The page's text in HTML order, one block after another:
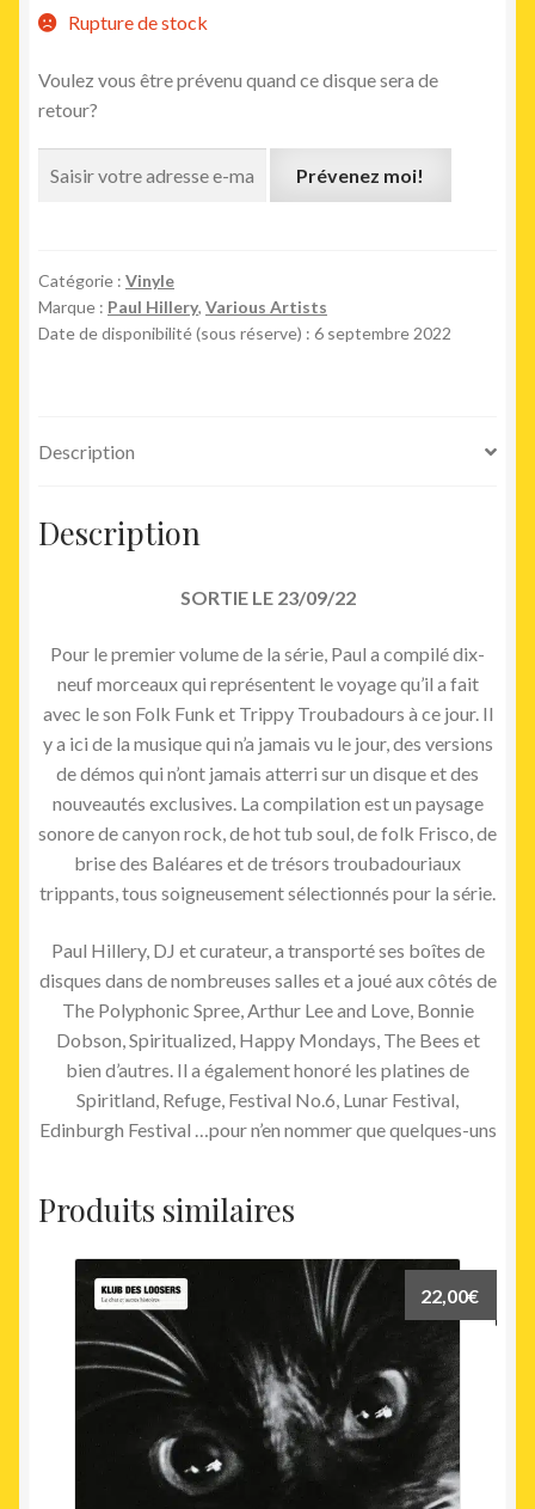
Rupture de stock
Voulez vous être prévenu quand ce disque sera de
retour?
Prévenez moi!
Catégorie : Vinyle
Marque : Paul Hillery, Various Artists
Date de disponibilité (sous réserve) : 6 septembre 2022
Description
Description
SORTIE LE 23/09/22
Pour le premier volume de la série, Paul a compilé dix-
neuf morceaux qui représentent le voyage qu’il a fait
avec le son Folk Funk et Trippy Troubadours à ce jour. Il
y a ici de la musique qui n’a jamais vu le jour, des versions
de démos qui n’ont jamais atterri sur un disque et des
nouveautés exclusives. La compilation est un paysage
sonore de canyon rock, de hot tub soul, de folk Frisco, de
brise des Baléares et de trésors troubadouriaux
trippants, tous soigneusement sélectionnés pour la série.
Paul Hillery, DJ et curateur, a transporté ses boîtes de
disques dans de nombreuses salles et a joué aux côtés de
The Polyphonic Spree, Arthur Lee and Love, Bonnie
Dobson, Spiritualized, Happy Mondays, The Bees et
bien d’autres. Il a également honoré les platines de
Spiritland, Refuge, Festival No.6, Lunar Festival,
Edinburgh Festival …pour n’en nommer que quelques-uns
Produits similaires
22,00€